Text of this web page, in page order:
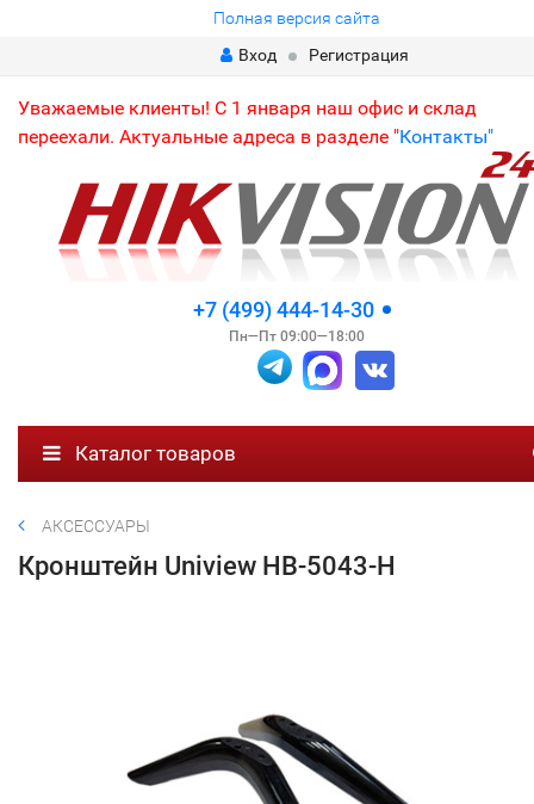
Полная версия сайта
Вход
Регистрация
Уважаемые клиенты! С 1 января наш офис и склад
переехали. Актуальные адреса в разделе "Контакты"
+7 (499) 444-14-30
Пн—Пт 09:00—18:00
Каталог товаров
АКСЕССУАРЫ
Кронштейн Uniview HB-5043-H